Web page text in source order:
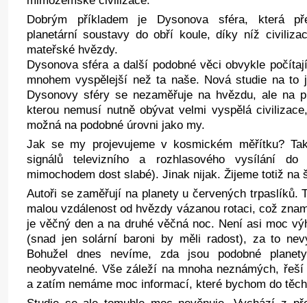
Dobrým příkladem je Dysonova sféra, která
planetární soustavy do obří koule, díky níž
mateřské hvězdy.
Dysonova sféra a další podobné věci obvykle
mnohem vyspělejší než ta naše. Nová studie na
Dysonovy sféry se nezaměřuje na hvězdu, ale na
kterou nemusí nutně obývat velmi vyspělá
možná na podobné úrovni jako my.
Jak se my projevujeme v kosmickém měřítku?
signálů televizního a rozhlasového vysílání
mimochodem dost slabé). Jinak nijak. Žijeme totiž na
Autoři se zaměřují na planety u červených trpaslíků.
malou vzdálenost od hvězdy vázanou rotaci, což
je věčný den a na druhé věčná noc. Není asi moc
(snad jen solární baroni by měli radost), za to
Bohužel dnes nevíme, zda jsou podobné
neobyvatelné. Vše záleží na mnoha neznámých,
a zatím nemáme moc informací, které bychom do